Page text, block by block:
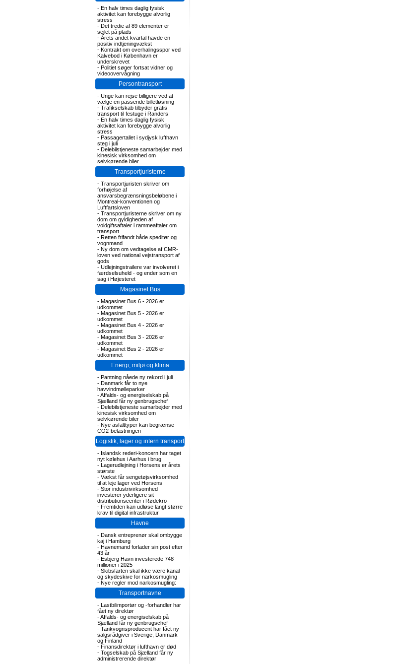
- En halv times daglig fysisk
aktivitet kan forebygge alvorlig
stress
- Det tredie af 89 elementer er
sejlet på plads
- Årets andet kvartal havde en
positiv indtjeningvækst
- Kontrakt om overhalingsspor ved
Kalvebod i København er
underskrevet
- Politiet søger fortsat vidner og
videoovervågning
Persontransport
- Unge kan rejse billigere ved at
vælge en passende billetløsning
- Trafikselskab tilbyder gratis
transport til festuge i Randers
- En halv times daglig fysisk
aktivitet kan forebygge alvorlig
stress
- Passagertallet i sydjysk lufthavn
steg i juli
- Delebilstjeneste samarbejder med
kinesisk virksomhed om
selvkørende biler
Transportjuristerne
- Transportjuristen skriver om
forhøjelse af
ansvarsbegrænsningsbeløbene i
Montreal-konventionen og
Luftfartsloven
- Transportjuristerne skriver om ny
dom om gyldigheden af
voldgiftsaftaler i rammeaftaler om
transport
- Retten frifandt både speditør og
vognmand
- Ny dom om vedtagelse af CMR-
loven ved national vejstransport af
gods
- Udlejningstrailere var involveret i
færdselsuheld - og ender som en
sag i Højesteret
Magasinet Bus
- Magasinet Bus 6 - 2026 er
udkommet
- Magasinet Bus 5 - 2026 er
udkommet
- Magasinet Bus 4 - 2026 er
udkommet
- Magasinet Bus 3 - 2026 er
udkommet
- Magasinet Bus 2 - 2026 er
udkommet
Energi, miljø og klima
- Pantning nåede ny rekord i juli
- Danmark får to nye
havvindmølleparker
-Affalds- og energiselskab på
Sjælland får ny genbrugschef
- Delebilstjeneste samarbejder med
kinesisk virksomhed om
selvkørende biler
- Nye asfalttyper kan begrænse
CO2-belastningen
Logistik, lager og intern transport
- Islandsk rederi-koncern har taget
nyt kølehus i Aarhus i brug
- Lagerudlejning i Horsens er årets
største
- Vækst får sengetøjsvirksomhed
til at leje lager ved Horsens
- Stor industrivirksomhed
investerer yderligere sit
distributionscenter i Rødekro
- Fremtiden kan udløse langt større
krav til digital infrastruktur
Havne
- Dansk entreprenør skal ombygge
kaj i Hamburg
- Havnemand forlader sin post efter
43 år
- Esbjerg Havn investerede 748
millioner i 2025
- Skibsfarten skal ikke være kanal
og skydeskive for narkosmugling
- Nye regler mod narkosmugling:
Transportnavne
- Lastbilimportør og -forhandler har
fået ny direktør
-Affalds- og energiselskab på
Sjælland får ny genbrugschef
- Tankvognsproducent har fået ny
salgsrådgiver i Sverige, Danmark
og Finland
- Finansdirektør i lufthavn er død
- Togselskab på Sjælland får ny
administrerende direktør